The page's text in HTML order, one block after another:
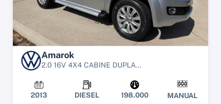
Amarok
2.0 16V 4X4 CABINE DUPLA...
2013 DIESEL 198.000 MANUAL